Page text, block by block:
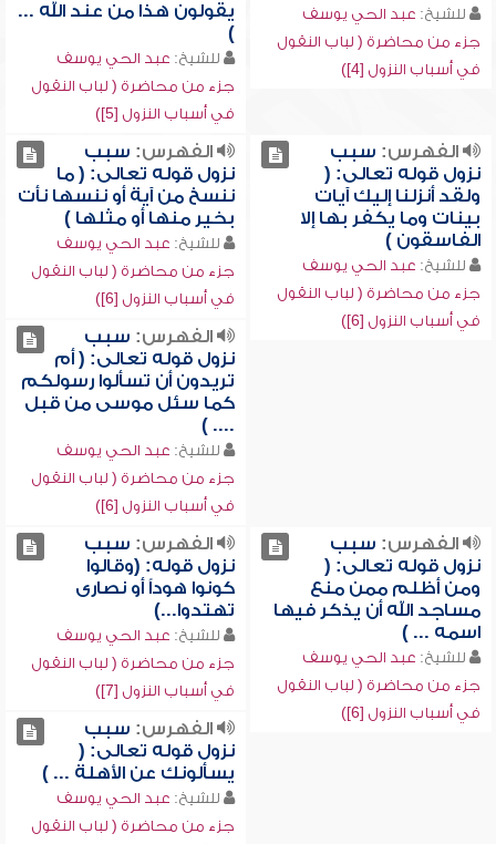
للشيخ: عبد الحي يوسف
جزء من محاضرة ( لباب النقول
في أسباب النزول [4])
يقولون هذا من عند الله ...
)
للشيخ: عبد الحي يوسف
جزء من محاضرة ( لباب النقول
في أسباب النزول [5])
الفهرس: سبب
نزول قوله تعالى: (
ولقد أنزلنا إليك آيات
بينات وما يكفر بها إلا
الفاسقون )
للشيخ: عبد الحي يوسف
جزء من محاضرة ( لباب النقول
في أسباب النزول [6])
الفهرس: سبب
نزول قوله تعالى: ( ما
ننسخ من آية أو ننسها نأت
بخير منها أو مثلها )
للشيخ: عبد الحي يوسف
جزء من محاضرة ( لباب النقول
في أسباب النزول [6])
الفهرس: سبب
نزول قوله تعالى: ( أم
تريدون أن تسألوا رسولكم
كما سئل موسى من قبل
.... )
للشيخ: عبد الحي يوسف
جزء من محاضرة ( لباب النقول
في أسباب النزول [6])
الفهرس: سبب
نزول قوله تعالى: (
ومن أظلم ممن منع
مساجد الله أن يذكر فيها
اسمه ... )
للشيخ: عبد الحي يوسف
جزء من محاضرة ( لباب النقول
في أسباب النزول [6])
الفهرس: سبب
نزول قوله: (وقالوا
كونوا هوداً أو نصارى
تهتدوا...)
للشيخ: عبد الحي يوسف
جزء من محاضرة ( لباب النقول
في أسباب النزول [7])
الفهرس: سبب
نزول قوله تعالى: (
يسألونك عن الأهلة ... )
للشيخ: عبد الحي يوسف
جزء من محاضرة ( لباب النقول